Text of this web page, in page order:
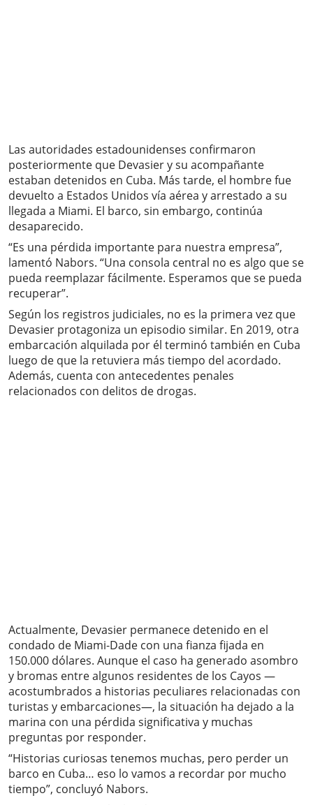
Las autoridades estadounidenses confirmaron
posteriormente que Devasier y su acompañante
estaban detenidos en Cuba. Más tarde, el hombre fue
devuelto a Estados Unidos vía aérea y arrestado a su
llegada a Miami. El barco, sin embargo, continúa
desaparecido.
“Es una pérdida importante para nuestra empresa”,
lamentó Nabors. “Una consola central no es algo que se
pueda reemplazar fácilmente. Esperamos que se pueda
recuperar”.
Según los registros judiciales, no es la primera vez que
Devasier protagoniza un episodio similar. En 2019, otra
embarcación alquilada por él terminó también en Cuba
luego de que la retuviera más tiempo del acordado.
Además, cuenta con antecedentes penales
relacionados con delitos de drogas.
Actualmente, Devasier permanece detenido en el
condado de Miami-Dade con una fianza fijada en
150.000 dólares. Aunque el caso ha generado asombro
y bromas entre algunos residentes de los Cayos —
acostumbrados a historias peculiares relacionadas con
turistas y embarcaciones—, la situación ha dejado a la
marina con una pérdida significativa y muchas
preguntas por responder.
“Historias curiosas tenemos muchas, pero perder un
barco en Cuba… eso lo vamos a recordar por mucho
tiempo”, concluyó Nabors.